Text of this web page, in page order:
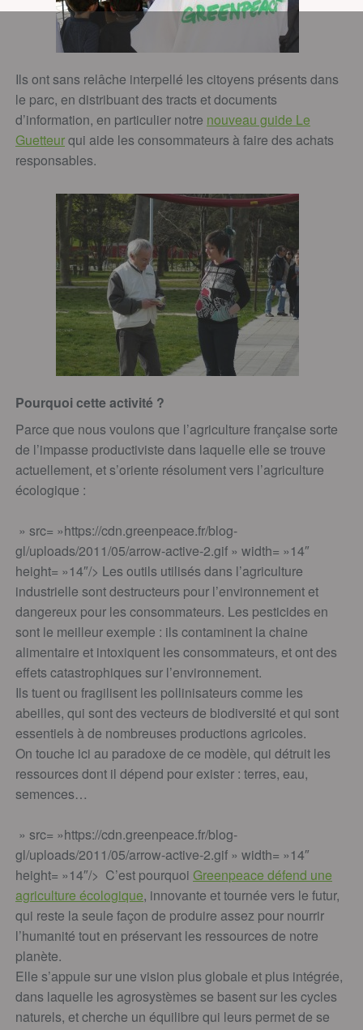
Ils ont sans relâche interpellé les citoyens présents dans
le parc, en distribuant des tracts et documents
d’information, en particulier notre nouveau guide Le
Guetteurqui aide les consommateurs à faire des achats
responsables.
Pourquoi cette activité ?
Parce que nous voulons que l’agriculture française sorte
de l’impasse productiviste dans laquelle elle se trouve
actuellement, et s’oriente résolument vers l’agriculture
écologique :
» src= »https://cdn.greenpeace.fr/blog-
gl/uploads/2011/05/arrow-active-2.gif » width= »14″
height= »14″/> Les outils utilisés dans l’agriculture
industrielle sont destructeurs pour l’environnement et
dangereux pour les consommateurs. Les pesticides en
sont le meilleur exemple : ils contaminent la chaine
alimentaire et intoxiquent les consommateurs, et ont des
effets catastrophiques sur l’environnement.
Ils tuent ou fragilisent les pollinisateurs comme les
abeilles, qui sont des vecteurs de biodiversité et qui sont
essentiels à de nombreuses productions agricoles.
On touche ici au paradoxe de ce modèle, qui détruit les
ressources dont il dépend pour exister : terres, eau,
semences…
» src= »https://cdn.greenpeace.fr/blog-
gl/uploads/2011/05/arrow-active-2.gif » width= »14″
height= »14″/> C’est pourquoi Greenpeace défend une
agriculture écologique, innovante et tournée vers le futur,
qui reste la seule façon de produire assez pour nourrir
l’humanité tout en préservant les ressources de notre
planète.
Elle s’appuie sur une vision plus globale et plus intégrée,
dans laquelle les agrosystèmes se basent sur les cycles
naturels, et cherche un équilibre qui leurs permet de se